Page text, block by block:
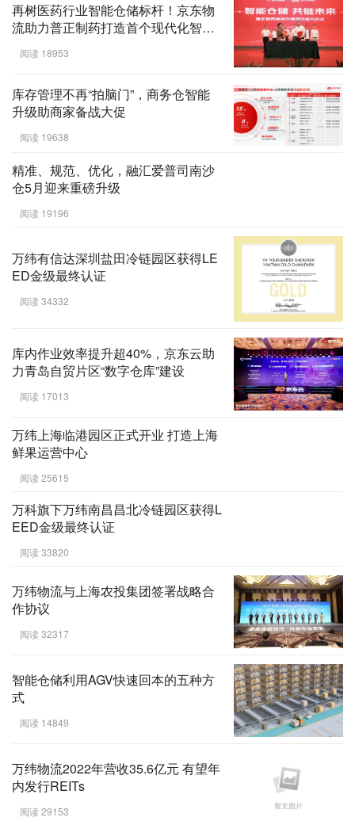
再树医药行业智能仓储标杆！京东物
流助力普正制药打造首个现代化智能
物流中心
阅读 18953
库存管理不再“拍脑门”，商务仓智能
升级助商家备战大促
阅读 19638
精准、规范、优化，融汇爱普司南沙
仓5月迎来重磅升级
阅读 19196
万纬有信达深圳盐田冷链园区获得LE
ED金级最终认证
阅读 34332
库内作业效率提升超40%，京东云助
力青岛自贸片区“数字仓库”建设
阅读 17013
万纬上海临港园区正式开业 打造上海
鲜果运营中心
阅读 25615
万科旗下万纬南昌昌北冷链园区获得L
EED金级最终认证
阅读 33820
万纬物流与上海农投集团签署战略合
作协议
阅读 32317
智能仓储利用AGV快速回本的五种方
式
阅读 14849
万纬物流2022年营收35.6亿元 有望年
内发行REITs
阅读 29153